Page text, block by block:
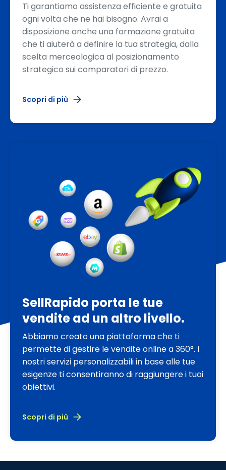
Ti garantiamo assistenza efficiente e gratuita
ogni volta che ne hai bisogno. Avrai a
disposizione anche una formazione gratuita
che ti aiuterà a definire la tua strategia, dalla
scelta merceologica al posizionamento
strategico sui comparatori di prezzo.
Scopri di più
SellRapido porta le tue
vendite ad un altro livello.
Abbiamo creato una piattaforma che ti
permette di gestire le vendite online a 360°. I
nostri servizi personalizzabili in base alle tue
esigenze ti consentiranno di raggiungere i tuoi
obiettivi.
Scopri di più